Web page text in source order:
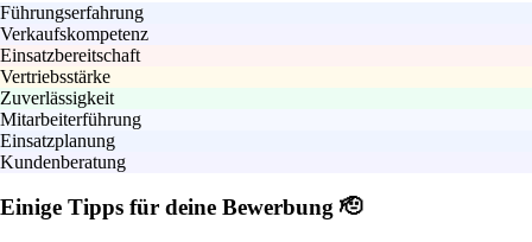
Führungserfahrung
Verkaufskompetenz
Einsatzbereitschaft
Vertriebsstärke
Zuverlässigkeit
Mitarbeiterführung
Einsatzplanung
Kundenberatung
Einige Tipps für deine Bewerbung 🫡